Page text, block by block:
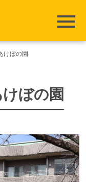
けぼの園
ぼの園